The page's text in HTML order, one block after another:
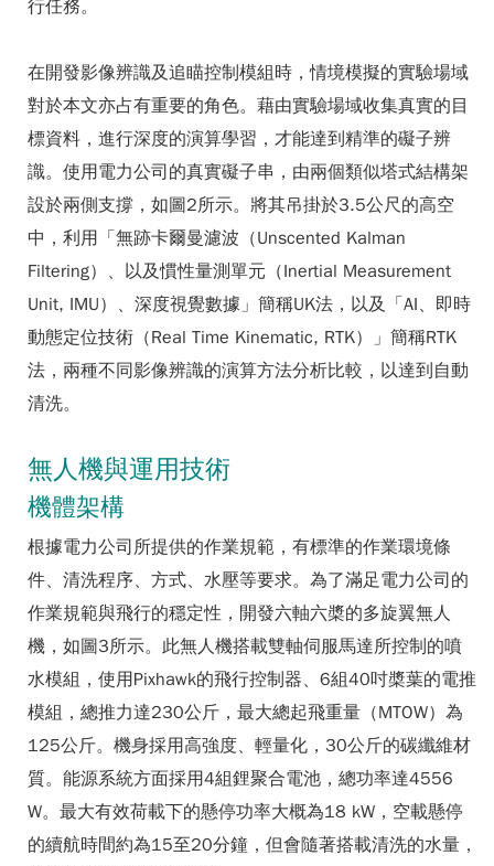
行任務。
在開發影像辨識及追瞄控制模組時，情境模擬的實驗場域
對於本文亦占有重要的角色。藉由實驗場域收集真實的目
標資料，進行深度的演算學習，才能達到精準的礙子辨
識。使用電力公司的真實礙子串，由兩個類似塔式結構架
設於兩側支撐，如圖2所示。將其吊掛於3.5公尺的高空
中，利用「無跡卡爾曼濾波（Unscented Kalman
Filtering）、以及慣性量測單元（Inertial Measurement
Unit, IMU）、深度視覺數據」簡稱UK法，以及「AI、即時
動態定位技術（Real Time Kinematic, RTK）」簡稱RTK
法，兩種不同影像辨識的演算方法分析比較，以達到自動
清洗。
無人機與運用技術
機體架構
根據電力公司所提供的作業規範，有標準的作業環境條
件、清洗程序、方式、水壓等要求。為了滿足電力公司的
作業規範與飛行的穩定性，開發六軸六槳的多旋翼無人
機，如圖3所示。此無人機搭載雙軸伺服馬達所控制的噴
水模組，使用Pixhawk的飛行控制器、6組40吋槳葉的電推
模組，總推力達230公斤，最大總起飛重量（MTOW）為
125公斤。機身採用高強度、輕量化，30公斤的碳纖維材
質。能源系統方面採用4組鋰聚合電池，總功率達4556
W。最大有效荷載下的懸停功率大概為18 kW，空載懸停
的續航時間約為15至20分鐘，但會隨著搭載清洗的水量，